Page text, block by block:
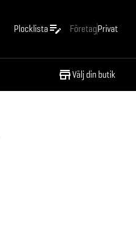
Plocklista FöretagPrivat
Välj din butik